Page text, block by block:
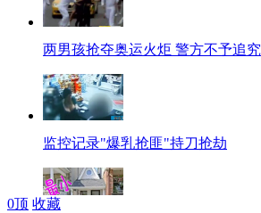
两男孩抢夺奥运火炬 警方不予追究
监控记录"爆乳抢匪"持刀抢劫
0顶 收藏